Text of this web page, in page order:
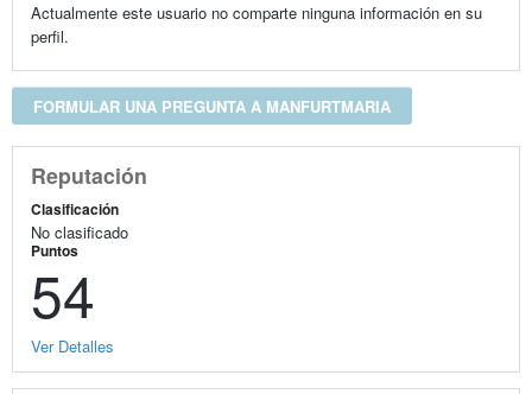
Actualmente este usuario no comparte ninguna información en su
perfil.
FORMULAR UNA PREGUNTA A MANFURTMARIA
Reputación
Clasificación
No clasificado
Puntos
54
Ver Detalles